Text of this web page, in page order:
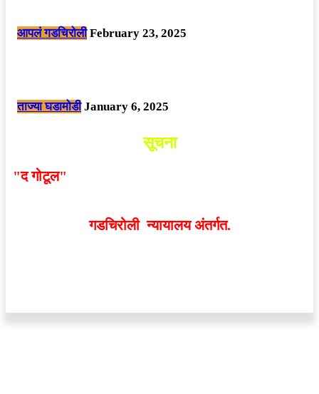
आपलं गडचिरोली February 23, 2025
ताज्या घडामोडी January 6, 2025
सूचना
"द गोटूल"
गडचिरोली न्यायालय अंतर्गत.